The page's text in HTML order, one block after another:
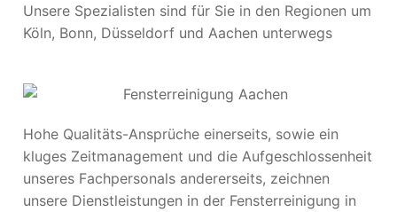
Unsere Spezialisten sind für Sie in den Regionen um
Köln, Bonn, Düsseldorf und Aachen unterwegs
Hohe Qualitäts-Ansprüche einerseits, sowie ein
kluges Zeitmanagement und die Aufgeschlossenheit
unseres Fachpersonals andererseits, zeichnen
unsere Dienstleistungen in der Fensterreinigung in